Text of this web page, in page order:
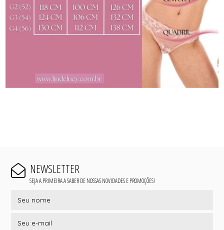
NEWSLETTER
SEJA A PRIMEIRA A SABER DE NOSSAS NOVIDADES E PROMOÇÕES!